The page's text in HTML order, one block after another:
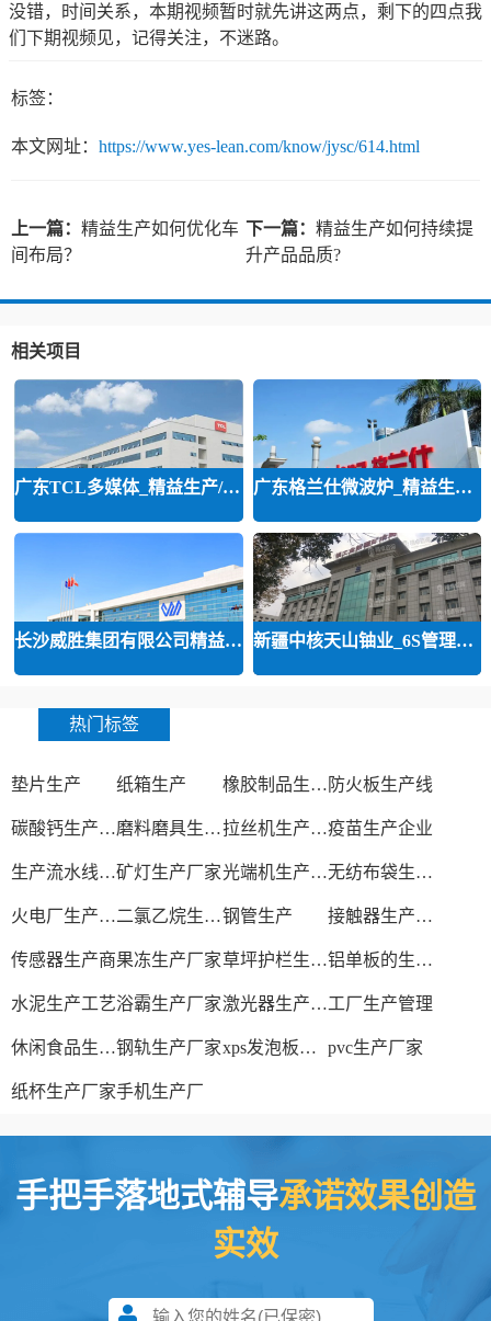
没错，时间关系，本期视频暂时就先讲这两点，剩下的四点我
们下期视频见，记得关注，不迷路。
标签：
本文网址： https://www.yes-lean.com/know/jysc/614.html
上一篇： 精益生产如何优化车
间布局？
下一篇： 精益生产如何持续提
升产品品质?
相关项目
广东TCL多媒体_精益生产/精益品质/ 广东格兰仕微波炉_精益生产等咨询
长沙威胜集团有限公司精益运营 新疆中核天山铀业_6S管理和精益管
热门标签
垫片生产 纸箱生产 橡胶制品生产厂 防火板生产线
碳酸钙生产设备 磨料磨具生产厂家 拉丝机生产厂家疫苗生产企业
生产流水线设备矿灯生产厂家 光端机生产厂家 无纺布袋生产厂家
火电厂生产过程 二氯乙烷生产厂家钢管生产 接触器生产厂家
传感器生产商果冻生产厂家 草坪护栏生产厂家 铝单板的生产厂家
水泥生产工艺浴霸生产厂家 激光器生产厂家工厂生产管理
休闲食品生产线钢轨生产厂家 xps发泡板材生产线 pvc生产厂家
纸杯生产厂家手机生产厂
手把手落地式辅导承诺效果创造
实效